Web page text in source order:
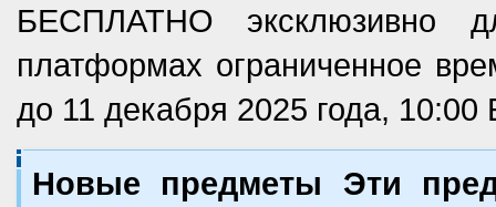
БЕСПЛАТНО эксклюзивно
платформах ограниченное
до 11 декабря 2025 года, 10:00
Новые предметы Эти